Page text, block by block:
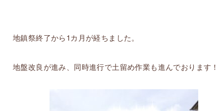
地鎮祭終了から1カ月が経ちました。
地盤改良が進み、同時進行で土留め作業も進んでおります！